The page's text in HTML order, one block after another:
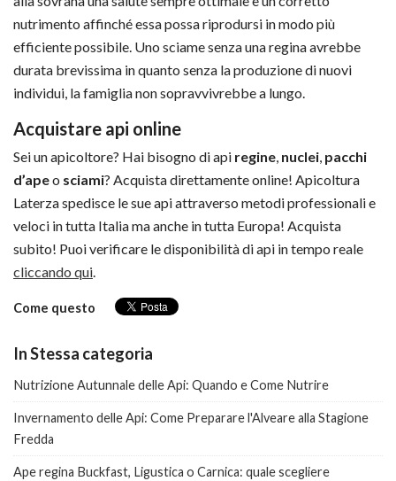
nutrimento affinché essa possa riprodursi in modo più
efficiente possibile. Uno sciame senza una regina avrebbe
durata brevissima in quanto senza la produzione di nuovi
individui, la famiglia non sopravvivrebbe a lungo.
Acquistare api online
Sei un apicoltore? Hai bisogno di api regine, nuclei, pacchi
d’apeo sciami? Acquista direttamente online! Apicoltura
Laterza spedisce le sue api attraverso metodi professionali e
veloci in tutta Italia ma anche in tutta Europa! Acquista
subito! Puoi verificare le disponibilità di api in tempo reale
cliccando qui.
Come questo
In Stessa categoria
Nutrizione Autunnale delle Api: Quando e Come Nutrire
Invernamento delle Api: Come Preparare l'Alveare alla Stagione
Fredda
Ape regina Buckfast, Ligustica o Carnica: quale scegliere